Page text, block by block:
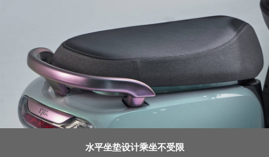
水平坐垫设计乘坐不受限